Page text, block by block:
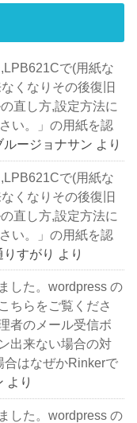
で(用紙な
くなりその後復旧
直し方,設定方法に
い。」の用紙を認
ルージョナサン より
で(用紙な
くなりその後復旧
直し方,設定方法に
い。」の用紙を認
りすがり より
した。wordpress の
ちらをご覧くださ
者のメール受信ボ
出来ない場合の対
合はなぜかRinkerで
より
した。wordpress の